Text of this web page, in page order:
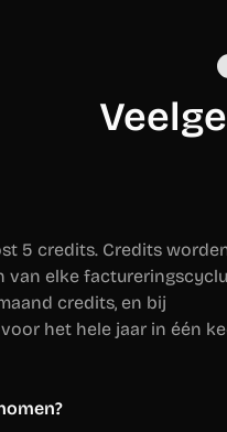
5 credits. Credits
van elke
credits, en bij
het hele jaar in één